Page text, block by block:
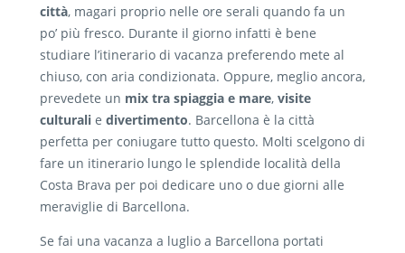
città, magari proprio nelle ore serali quando fa un
po’ più fresco. Durante il giorno infatti è bene
studiare l’itinerario di vacanza preferendo mete al
chiuso, con aria condizionata. Oppure, meglio ancora,
prevedete un mix tra spiaggia e mare, visite
culturali e divertimento. Barcellona è la città
perfetta per coniugare tutto questo. Molti scelgono di
fare un itinerario lungo le splendide località della
Costa Brava per poi dedicare uno o due giorni alle
meraviglie di Barcellona.
Se fai una vacanza a luglio a Barcellona portati